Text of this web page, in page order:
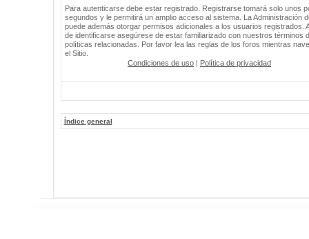
Para autenticarse debe estar registrado. Registrarse tomará solo unos
segundos y le permitirá un amplio acceso al sistema. La Administración
puede además otorgar permisos adicionales a los usuarios registrados.
de identificarse asegúrese de estar familiarizado con nuestros términos
políticas relacionadas. Por favor lea las reglas de los foros mientras
el Sitio.
Condiciones de uso | Política de privacidad
Índice general